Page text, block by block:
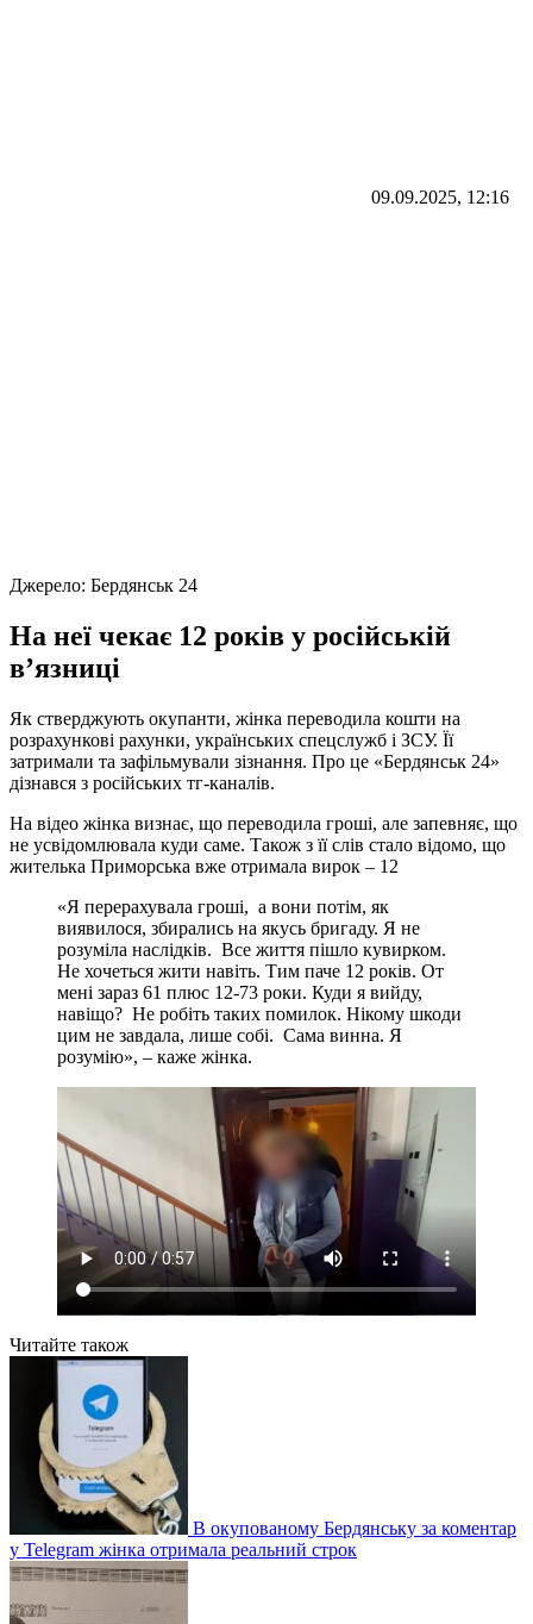
09.09.2025, 12:16
Джерело: Бердянськ 24
На неї чекає 12 років у російській
в’язниці
Як стверджують окупанти, жінка переводила кошти на
розрахункові рахунки, українських спецслужб і ЗСУ. Її
затримали та зафільмували зізнання. Про це «Бердянськ 24»
дізнався з російських тг-каналів.
На відео жінка визнає, що переводила гроші, але запевняє, що
не усвідомлювала куди саме. Також з її слів стало відомо, що
жителька Приморська вже отримала вирок – 12
«Я перерахувала гроші, а вони потім, як
виявилося, збирались на якусь бригаду. Я не
розуміла наслідків. Все життя пішло кувирком.
Не хочеться жити навіть. Тим паче 12 років. От
мені зараз 61 плюс 12-73 роки. Куди я вийду,
навіщо? Не робіть таких помилок. Нікому шкоди
цим не завдала, лише собі. Сама винна. Я
розумію», – каже жінка.
Читайте також
В окупованому Бердянську за коментар
у Telegram жінка отримала реальний строк